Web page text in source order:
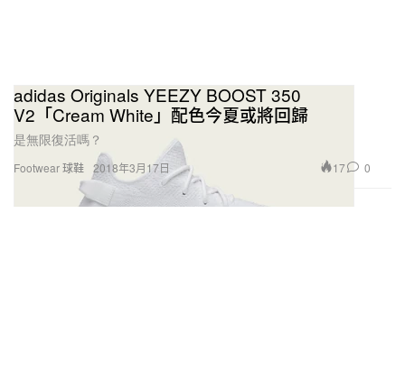
Footwear 球鞋
adidas Originals YEEZY BOOST 350
V2「Cream White」配色今夏或將回歸
是無限復活嗎？
2018年3月17日 17 0